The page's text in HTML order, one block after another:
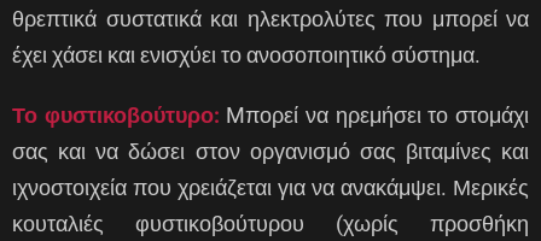
θρεπτικά συστατικά και ηλεκτρολύτες που μπορεί να
έχει χάσει και ενισχύει το ανοσοποιητικό σύστημα.
Το φυστικοβούτυρο: Mπορεί να ηρεμήσει το στομάχι
σας και να δώσει στον οργανισμό σας βιταμίνες και
ιχνοστοιχεία που χρειάζεται για να ανακάμψει. Μερικές
κουταλιές φυστικοβούτυρου (χωρίς προσθήκη